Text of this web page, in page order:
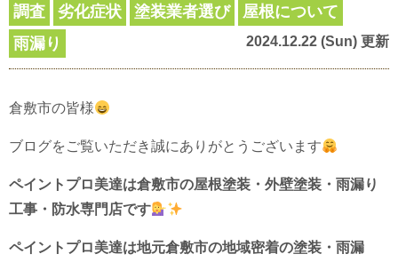
調査
劣化症状 塗装業者選び
屋根について
雨漏り
2024.12.22 (Sun) 更新
倉敷市の皆様
ブログをご覧いただき誠にありがとうございます
ペイントプロ美達は倉敷市の屋根塗装・外壁塗装・雨漏り
工事・防水専門店です
ペイントプロ美達は地元倉敷市の地域密着の塗装・雨漏